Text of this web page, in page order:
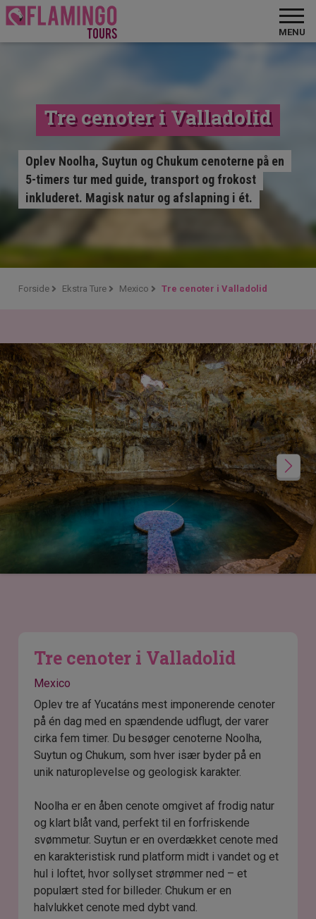
MENU
Tre cenoter i Valladolid
Oplev Noolha, Suytun og Chukum cenoterne på en
5-timers tur med guide, transport og frokost
inkluderet. Magisk natur og afslapning i ét.
Forside Ekstra Ture Mexico Tre cenoter i Valladolid
Tre cenoter i Valladolid
Mexico
Oplev tre af Yucatáns mest imponerende cenoter
på én dag med en spændende udflugt, der varer
cirka fem timer. Du besøger cenoterne Noolha,
Suytun og Chukum, som hver især byder på en
unik naturoplevelse og geologisk karakter.
Noolha er en åben cenote omgivet af frodig natur
og klart blåt vand, perfekt til en forfriskende
svømmetur. Suytun er en overdækket cenote med
en karakteristisk rund platform midt i vandet og et
hul i loftet, hvor sollyset strømmer ned – et
populært sted for billeder. Chukum er en
halvlukket cenote med dybt vand.